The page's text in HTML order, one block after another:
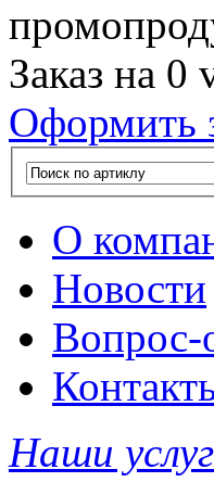
Заказ на 0
Оформить
О
Новости
Вопрос-
Наши